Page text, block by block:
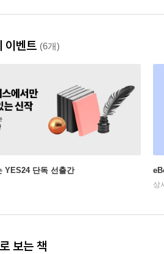
이벤트 (6개)
YES24 단독 선출간
상
보는 책